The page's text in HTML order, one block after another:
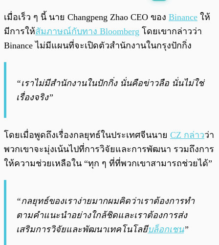
พร้อมเล่น
เมื่อเร็ว ๆ นี้ นาย Changpeng Zhao CEO ของ Binance ให้
มีการให้สัมภาษณ์กับทาง Bloomberg โดยเขากล่าวว่า
Binance ไม่มีแผนที่จะเปิดตัวสำนักงานในกรุงปักกิ่ง
“เราไม่มีสำนักงานในปักกิ่ง นั่นคือข่าวลือ นั่นไม่ใช่
เรื่องจริง”
โดยเมื่อพูดถึงเรื่องกลยุทธ์ในประเทศจีนนาย CZ กล่าวว่า
พวกเขาจะมุ่งเน้นไปที่การวิจัยและการพัฒนา รวมถึงการ
ให้ความช่วยเหลือใน “ทุก ๆ ที่ที่พวกเขาสามารถช่วยได้”
“กลยุทธ์ของเราง่ายมากผมคิดว่าเราต้องการทำ
ตามคำแนะนำอย่างใกล้ชิดและเราต้องการส่ง
เสริมการวิจัยและพัฒนาเทคโนโลยีบล็อกเชน”